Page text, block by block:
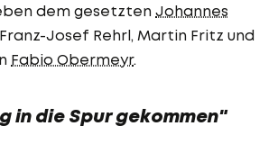
dem gesetzten Johannes
Josef Rehrl, Martin Fritz und
Fabio Obermeyr.
in die Spur gekommen"